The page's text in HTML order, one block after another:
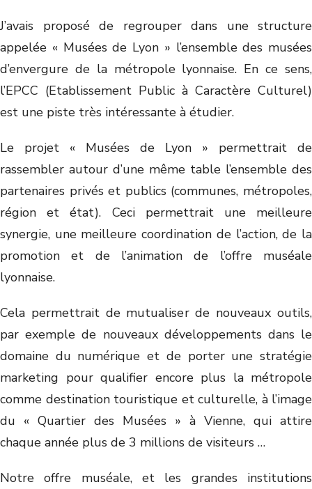
J’avais proposé de regrouper dans une structure
appelée « Musées de Lyon » l’ensemble des musées
d’envergure de la métropole lyonnaise. En ce sens,
l’EPCC (Etablissement Public à Caractère Culturel)
est une piste très intéressante à étudier.
Le projet « Musées de Lyon » permettrait de
rassembler autour d’une même table l’ensemble des
partenaires privés et publics (communes, métropoles,
région et état). Ceci permettrait une meilleure
synergie, une meilleure coordination de l’action, de la
promotion et de l’animation de l’offre muséale
lyonnaise.
Cela permettrait de mutualiser de nouveaux outils,
par exemple de nouveaux développements dans le
domaine du numérique et de porter une stratégie
marketing pour qualifier encore plus la métropole
comme destination touristique et culturelle, à l’image
du « Quartier des Musées » à Vienne, qui attire
chaque année plus de 3 millions de visiteurs …
Notre offre muséale, et les grandes institutions